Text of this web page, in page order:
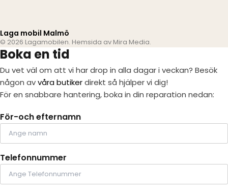
Laga mobil Malmö
© 2026 Lagamobilen. Hemsida av Mira Media.
Boka en tid
Du vet väl om att vi har drop in alla dagar i veckan? Besök
någon avvåra butikerdirekt så hjälper vi dig!
För en snabbare hantering, boka in din reparation nedan:
För-och efternamn
Telefonnummer